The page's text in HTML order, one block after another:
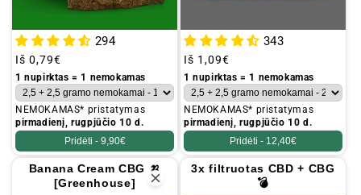
294
Įprastinė
kaina
Iš 0,79€
1 nupirktas = 1 nemokamas
NEMOKAMAS* pristatymas
pirmadienį, rugpjūčio 10 d.
Pridėti - 9,90€
343
Įprastinė
kaina
Iš 1,09€
1 nupirktas = 1 nemokamas
NEMOKAMAS* pristatymas
pirmadienį, rugpjūčio 10 d.
Pridėti - 12,40€
Banana Cream CBG 🍌
[Greenhouse]
3x filtruotas CBD + CBG
💣